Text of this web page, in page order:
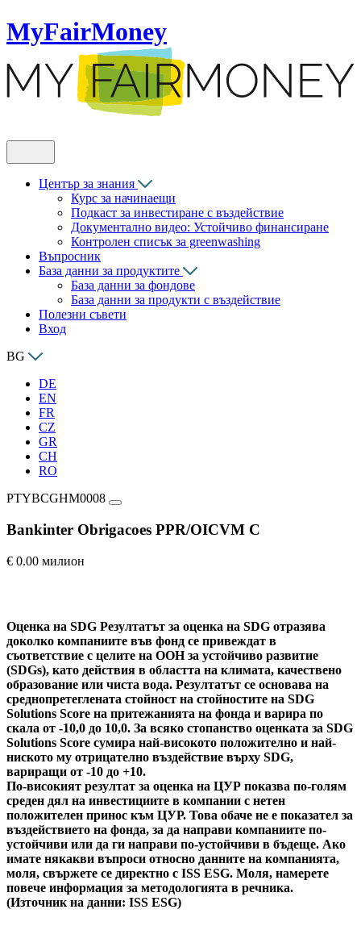
MyFairMoney
Център за знания
Курс за начинаещи
Подкаст за инвестиране с въздействие
Документално видео: Устойчиво финансиране
Контролен списък за greenwashing
Въпросник
База данни за продуктите
База данни за фондове
База данни за продукти с въздействие
Полезни съвети
Вход
BG
DE
EN
FR
CZ
GR
CH
RO
PTYBCGHM0008
Bankinter Obrigacoes PPR/OICVM C
€ 0.00 милион
Оценка на SDG Резултатът за оценка на SDG отразява
доколко компаниите във фонд се привеждат в
съответствие с целите на ООН за устойчиво развитие
(SDGs), като действия в областта на климата, качествено
образование или чиста вода. Резултатът се основава на
среднопретеглената стойност на стойностите на SDG
Solutions Score на притежанията на фонда и варира по
скала от -10,0 до 10,0. За всяко стопанство оценката за SDG
Solutions Score сумира най-високото положително и най-
ниското му отрицателно въздействие върху SDG,
вариращи от -10 до +10.
По-високият резултат за оценка на ЦУР показва по-голям
среден дял на инвестициите в компании с нетен
положителен принос към ЦУР. Това обаче не е показател за
въздействието на фонда, за да направи компаниите по-
устойчиви или да ги направи по-устойчиви в бъдеще. Ако
имате някакви въпроси относно данните на компанията,
моля, свържете се директно с ISS ESG. Моля, намерете
повече информация за методологията в речника.
(Източник на данни: ISS ESG)